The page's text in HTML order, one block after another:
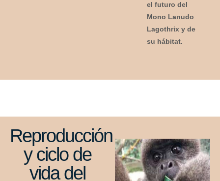
el futuro del
Mono Lanudo
Lagothrix y de
su hábitat.
Reproducción
y ciclo de
vida del